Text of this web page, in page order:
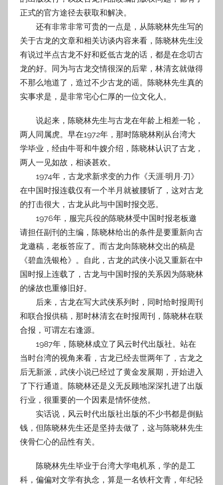
正式的官方途径去获取和解决。
还有非常非常可贵的一点是，从陈晓林先生写的
关于古龙的文章和相关访谈内容来看，陈晓林先生没
有说过半点古龙不好和贬低古龙的话，都是在念叨古
龙的好。同为与古龙交情很深的后辈，林清玄就做得
不那么地道了，造过不少古龙的谣。陈晓林先生真的
实事求是，是非常宅心仁厚的一位文化人。
说起来，陈晓林先生与古龙在年龄上相差一轮，
两人同属虎。早在1972年，那时陈晓林刚从台湾大
学毕业，经由牛哥和牛嫂介绍，陈晓林认识了古龙，
两人一见如故，相谈甚欢。
1974年，古龙求新求变的力作《天涯·明月·刀》
在中国时报连载仅有一个半月就被腰斩了，这对古龙
的打击很大，古龙从此与中国时报交恶。
1976年，服完兵役的陈晓林受中国时报老板邀
请担任副刊的主编，陈晓林给出的条件是要重新向古
龙邀稿，老板答应了。而古龙向陈晓林交出的稿是
《碧血洗银枪》。自此，古龙的武侠小说又重新在中
国时报上连载了，古龙与中国时报的关系因为陈晓林
的缘故也重修旧好。
后来，古龙在写大武侠系列时，同时给时报周刊
和联合报供稿，那时林清玄在时报周刊，陈晓林在联
合报，可谓左右逢源。
1987年，陈晓林成立了风云时代出版社。站在
当时台湾的视角来看，古龙已经去世两年了，古龙之
后无新派，武侠小说已经过了黄金发展期，开始进入
了下行通道。陈晓林还是义无反顾地深深扎进了出版
行业，很重要的一个因素是情怀使然。
实话说，风云时代出版社出版的不少书都是倒贴
钱，但陈晓林先生还是坚持去做了，这与陈晓林先生
侠骨仁心的品性有关。
陈晓林先生毕业于台湾大学电机系，学的是工
科，偏偏对文学有执念，算是一名铁杆文青，年纪轻